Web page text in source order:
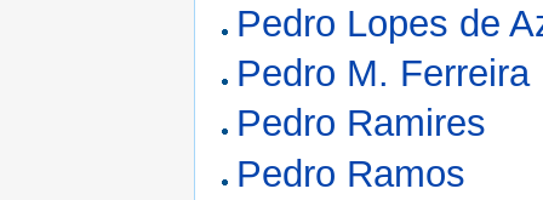
Pedro Lopes de
Pedro M. Ferreira
Pedro Ramires
Pedro Ramos